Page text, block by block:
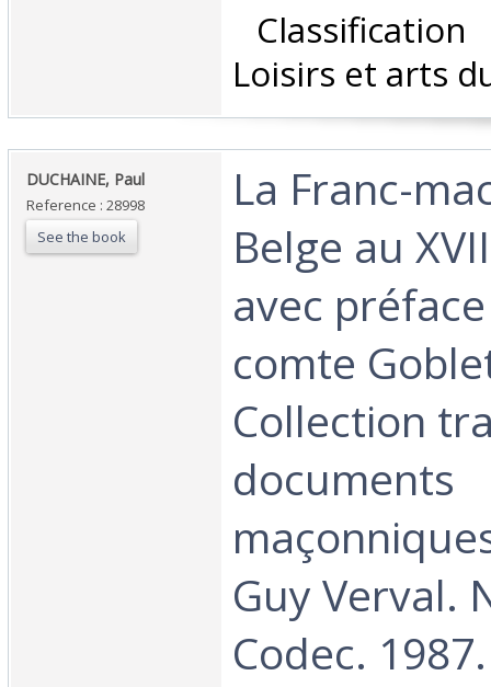
Loisirs et arts
‎DUCHAINE, Paul‎
Reference : 28998
See the book
‎La Franc-
Belge au
avec
comte
Collection
documents
Guy Verval.
Codec. 1987.‎